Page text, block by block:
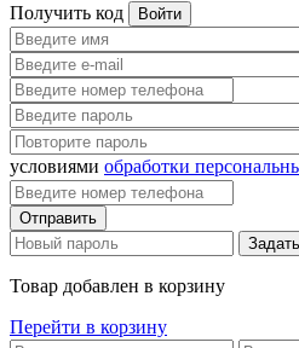
Получить код
условиями обработки
Товар добавлен в корзину
Перейти в корзину